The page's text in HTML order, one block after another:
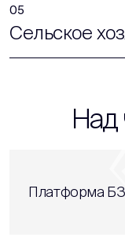
Сельское
Над
Платформа БЗ